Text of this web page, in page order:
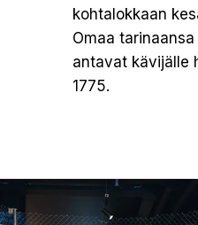
kohtalokkaan
Omaa
antavat kävijälle
1775.